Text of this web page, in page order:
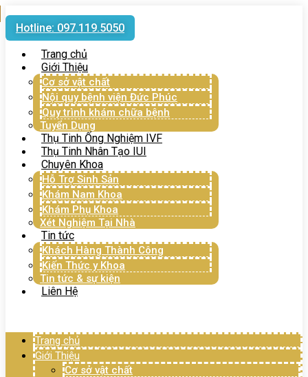
Hotline: 097.119.5050
Trang chủ
Giới Thiệu
Cơ sở vật chất
Nội quy bệnh viện Đức Phúc
Quy trình khám chữa bệnh
Tuyển Dụng
Thụ Tinh Ống Nghiệm IVF
Thụ Tinh Nhân Tạo IUI
Chuyên Khoa
Hỗ Trợ Sinh Sản
Khám Nam Khoa
Khám Phụ Khoa
Xét Nghiệm Tại Nhà
Tin tức
Khách Hàng Thành Công
Kiến Thức y Khoa
Tin tức & sự kiện
Liên Hệ
Trang chủ
Giới Thiệu
Cơ sở vật chất